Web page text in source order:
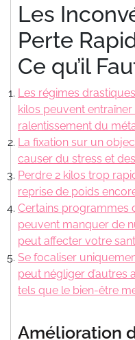
Les
Perte
Ce qu’il
Les régimes
kilos peuvent
ralentissement du
La fixation sur un
causer du stress et
Perdre 2 kilos trop
reprise de poids
Certains programmes
peuvent manquer de
peut affecter votre
Se focaliser
peut négliger d’autres
tels que le bien-être
Amélioration